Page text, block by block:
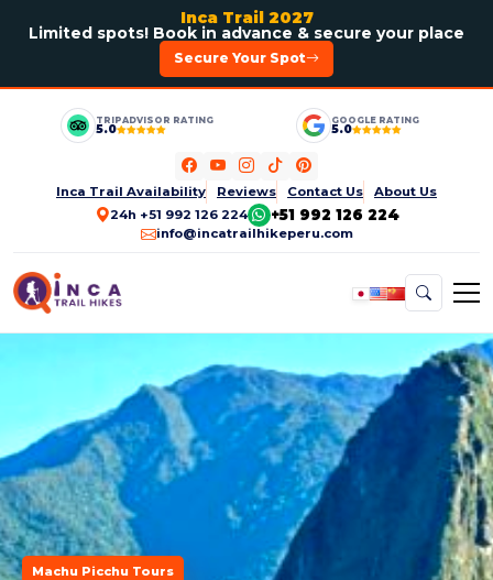
Inca Trail 2027
Limited spots! Book in advance & secure your place
Secure Your Spot
TRIPADVISOR RATING
5.0
GOOGLE RATING
5.0
Inca Trail Availability Reviews Contact Us
About Us
24h +51 992 126 224
+51 992 126 224
info@incatrailhikeperu.com
Machu Picchu Tours